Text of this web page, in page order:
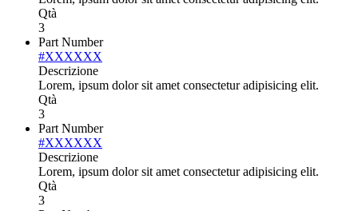
Qtà
3
Part Number
#XXXXXX
Descrizione
Lorem, ipsum dolor sit amet consectetur adipisicing elit.
Qtà
3
Part Number
#XXXXXX
Descrizione
Lorem, ipsum dolor sit amet consectetur adipisicing elit.
Qtà
3